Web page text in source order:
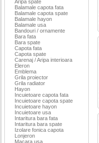
Aripa spate
Balamale capota fata
Balamale capota spate
Balamale hayon
Balamale usa
Bandouri / ornamente
Bara fata
Bara spate
Capota fata
Capota spate
Carenaj / Aripa interioara
Eleron
Emblema
Grila proiector
Grila radiator
Hayon
Incuietoare capota fata
Incuietoare capota spate
Incuietoare hayon
Incuietoare usa
Intaritura bara fata
Intaritura bara spate
Izolare fonica capota
Lonjeron
Macara usa